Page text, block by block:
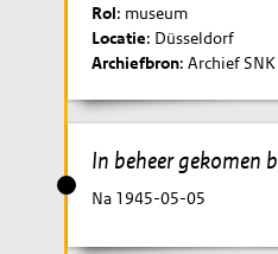
Rol: museum
Locatie: Düsseldorf
Archiefbron: Archief
In beheer gekomen
Na 1945-05-05